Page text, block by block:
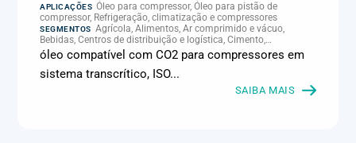
APLICAÇÕES Óleo para compressor, Óleo para pistão de
compressor, Refrigeração, climatização e compressores
SEGMENTOS Agrícola, Alimentos, Ar comprimido e vácuo,
Bebidas, Centros de distribuição e logística, Cimento,
Climatização e HVAC, Data center, Eletroeletrônica, Embalagens
e latas, Energia (geração), Eólico, Farmacêutica e cosmética,
Frigoríficos e abate, Laticínios, Madeira e móveis,
Metalmecânica, Metalurgia e fundição, Mineração, MRO e
manutenção industrial, Naval e portuário, Panificação, Papel e
óleo compatível com CO2 para compressores em
sistema transcrítico, ISO...
SAIBA MAIS